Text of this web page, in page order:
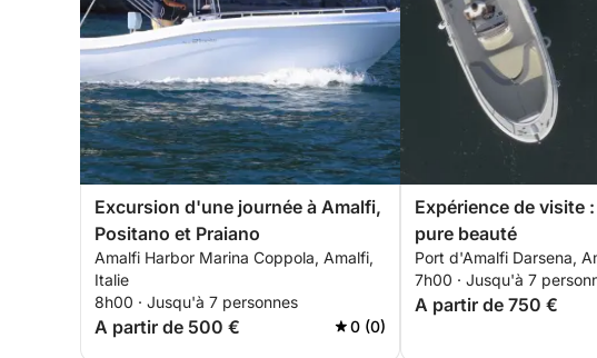
Excursion d'une journée à Amalfi,
Positano et Praiano
Amalfi Harbor Marina Coppola, Amalfi,
Italie
8h00 · Jusqu'à 7 personnes
A partir de 500 € 0 (0)
Expérience de visite
pure beauté
Port d'Amalfi Darsena,
7h00 · Jusqu'à 7
A partir de 750 €